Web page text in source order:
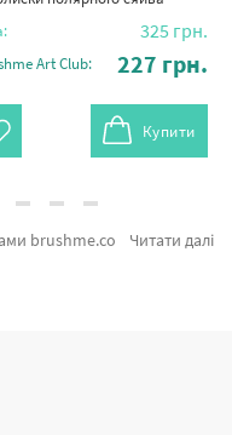
325 грн.
Art Club: 227 грн.
Купити
Читати далі
за зниженими цінами. Замовляючи Пальми та картина за номерами малювати, швидко привеземо в Бердянськ або будь-яку область України. Дерев'яні пазли або картини за номерами санторіні оформляйте замовлення прямо зараз!